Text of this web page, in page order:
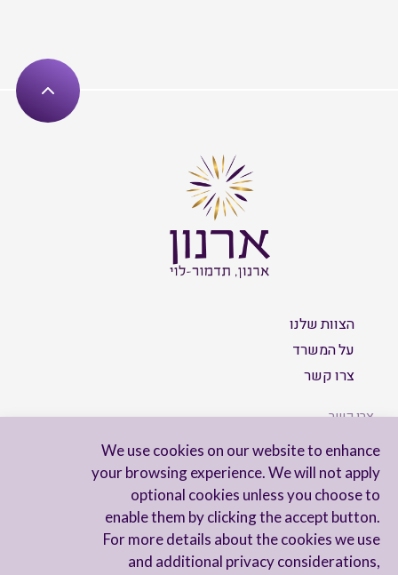
We use cookies on our website to enhance
your browsing experience. We will not apply
optional cookies unless you choose to
enable them by clicking the accept button.
For more details about the cookies we use
and additional privacy considerations,
הצוות שלנו
על המשרד
צרו קשר
צרו קשר
הישארו מעודכנים